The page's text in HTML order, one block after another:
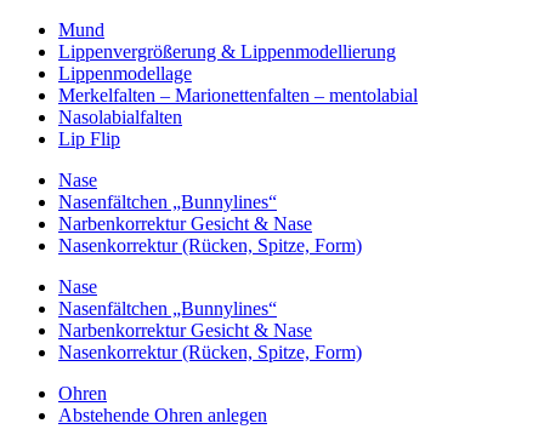
Mund
Lippenvergrößerung & Lippenmodellierung
Lippenmodellage
Merkelfalten – Marionettenfalten – mentolabial
Nasolabialfalten
Lip Flip
Nase
Nasenfältchen „Bunnylines“
Narbenkorrektur Gesicht & Nase
Nasenkorrektur (Rücken, Spitze, Form)
Nase
Nasenfältchen „Bunnylines“
Narbenkorrektur Gesicht & Nase
Nasenkorrektur (Rücken, Spitze, Form)
Ohren
Abstehende Ohren anlegen